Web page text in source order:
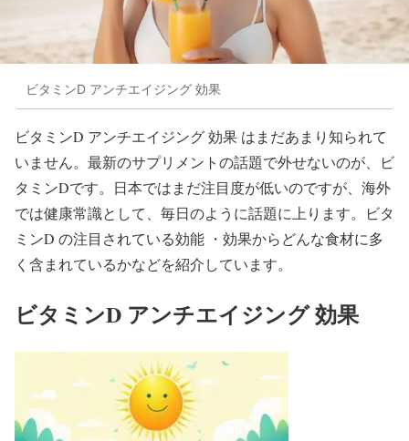
ビタミンD アンチエイジング 効果
ビタミンD アンチエイジング 効果 はまだあまり知られて
いません。最新のサプリメントの話題で外せないのが、ビ
タミンDです。日本ではまだ注目度が低いのですが、海外
では健康常識として、毎日のように話題に上ります。ビタ
ミンD の注目されている効能 ・効果からどんな食材に多
く含まれているかなどを紹介しています。
ビタミンD アンチエイジング 効果